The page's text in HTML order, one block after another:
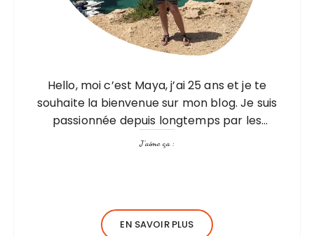
Hello, moi c’est Maya, j’ai 25 ans et je te
souhaite la bienvenue sur mon blog. Je suis
passionnée depuis longtemps par les
voyages, mais pas seulement par les visites,
J’aime ça :
EN SAVOIR PLUS